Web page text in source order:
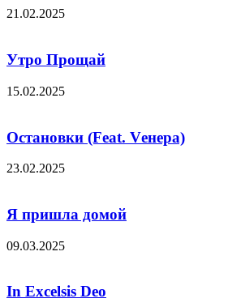
21.02.2025
Утро Прощай
15.02.2025
Остановки (Feat. Vенера)
23.02.2025
Я пришла домой
09.03.2025
In Excelsis Deo